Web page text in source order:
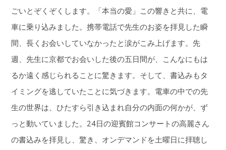
ごいとぞくぞくします。「本当の愛」この響きと共に、電
車に乗り込みました。携帯電話で先生のお姿を拝見した瞬
間、長くお会いしていなかったと涙がこみ上げます。先
週、先生に京都でお会いした後の五日間が、こんなにもは
るか遠く感じられることに驚きます。そして、書込みもタ
イミングを逃していたことに気づきます。電車の中での先
生の世界は、ひたすら引き込まれ自分の内面の何かが、ず
っと動いていました。24日の迎賓館コンサートの高麗さん
の書込みを拝見し、驚き、オンデマンドを土曜日に拝聴し